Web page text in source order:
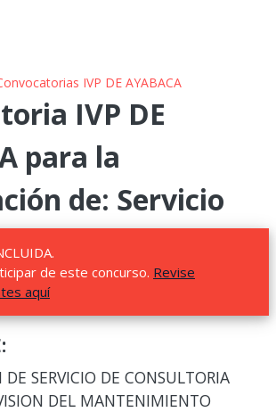
IVP DE AYABACA
IVP DE
para la
de: Servicio
de este concurso. Revise
aquí
SERVICIO DE CONSULTORIA
DEL MANTENIMIENTO